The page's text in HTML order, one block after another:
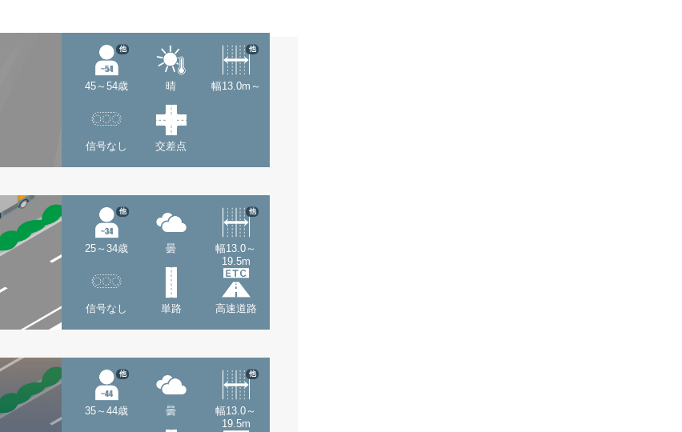
45～54歳
他
晴 幅13.0m～
他
信号なし 交差点
25～34歳
他
曇
幅13.0～
19.5m
他
信号なし 単路 高速道路
35～44歳
他
曇
幅13.0～
19.5m
他